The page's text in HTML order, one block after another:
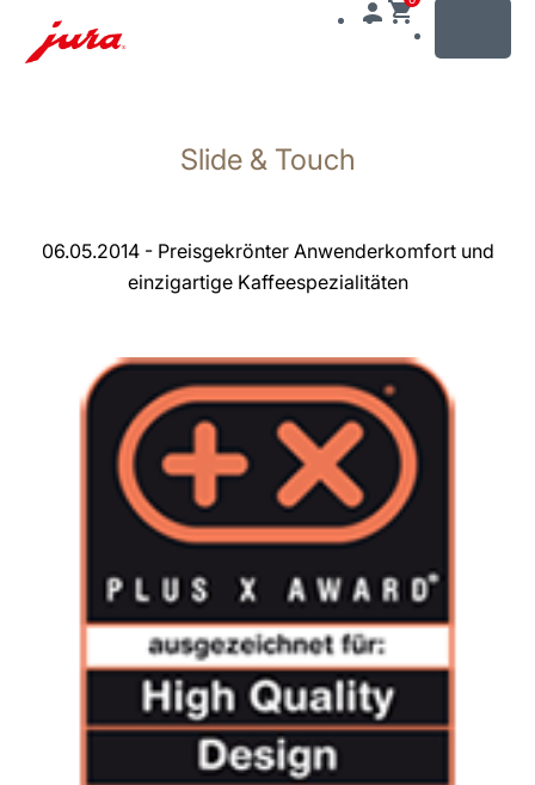
wechseln
Slide & Touch
06.05.2014 - Preisgekrönter Anwenderkomfort und
einzigartige Kaffeespezialitäten